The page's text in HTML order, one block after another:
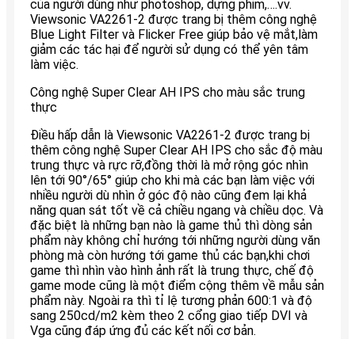
của người dùng như photoshop, dựng phim,….vv.
Viewsonic VA2261-2 được trang bị thêm công nghệ
Blue Light Filter và Flicker Free giúp bảo vệ mắt,làm
giảm các tác hại để người sử dụng có thể yên tâm
làm việc.
Công nghệ Super Clear AH IPS cho màu sắc trung
thực
Điều hấp dẫn là Viewsonic VA2261-2 được trang bị
thêm công nghệ Super Clear AH IPS cho sắc độ màu
trung thực và rực rỡ,đồng thời là mở rộng góc nhìn
lên tới 90°/65° giúp cho khi mà các bạn làm việc với
nhiều người dù nhìn ở góc độ nào cũng đem lại khả
năng quan sát tốt về cả chiều ngang và chiều dọc. Và
đặc biệt là những bạn nào là game thủ thì dòng sản
phẩm này không chỉ hướng tới những người dùng văn
phòng mà còn hướng tới game thủ các bạn,khi chơi
game thì nhìn vào hình ảnh rất là trung thực, chế độ
game mode cũng là một điểm cộng thêm về mẫu sản
phẩm này. Ngoài ra thì tỉ lệ tương phản 600:1 và độ
sang 250cd/m2 kèm theo 2 cổng giao tiếp DVI và
Vga cũng đáp ứng đủ các kết nối cơ bản.